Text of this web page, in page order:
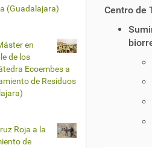
Centro de
(Guadalajara)
en
de los
Ecoembes a
de Residuos
Roja a la
de